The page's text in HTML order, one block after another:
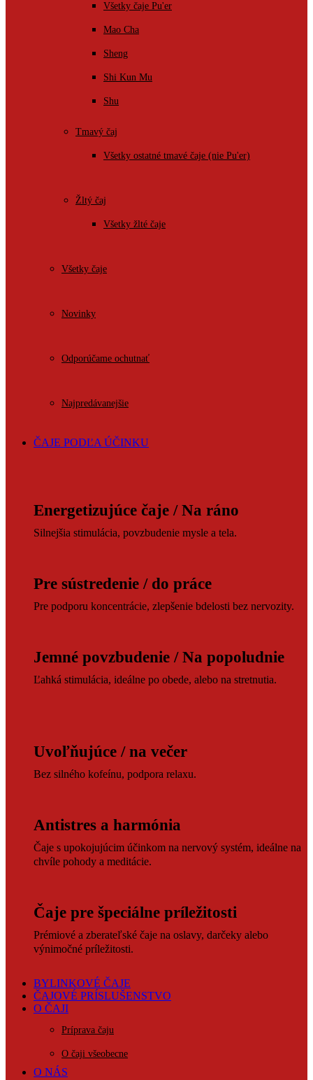
Všetky čaje Pu'er
Mao Cha
Sheng
Shi Kun Mu
Shu
Tmavý čaj
Všetky ostatné tmavé čaje (nie Pu'er)
Žltý čaj
Všetky žlté čaje
Všetky čaje
Novinky
Odporúčame ochutnať
Najpredávanejšie
ČAJE PODĽA ÚČINKU
Energetizujúce čaje / Na ráno
Silnejšia stimulácia, povzbudenie mysle a tela.
Pre sústredenie / do práce
Pre podporu koncentrácie, zlepšenie bdelosti bez nervozity.
Jemné povzbudenie / Na popoludnie
Ľahká stimulácia, ideálne po obede, alebo na stretnutia.
Uvoľňujúce / na večer
Bez silného kofeínu, podpora relaxu.
Antistres a harmónia
Čaje s upokojujúcim účinkom na nervový systém, ideálne na
chvíle pohody a meditácie.
Čaje pre špeciálne príležitosti
Prémiové a zberateľské čaje na oslavy, darčeky alebo
výnimočné príležitosti.
BYLINKOVÉ ČAJE
ČAJOVÉ PRÍSLUŠENSTVO
O ČAJI
Príprava čaju
O čaji všeobecne
O NÁS